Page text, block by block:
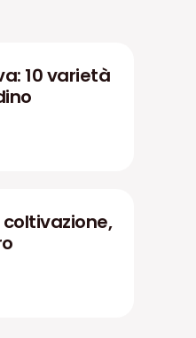
10 varietà